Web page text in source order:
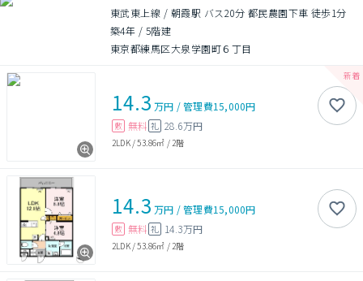
東武東上線 / 朝霞駅 バス20分 都民農園下車 徒歩1分
築4年 / 5階建
東京都練馬区大泉学園町６丁目
14.3 万円 /管理費15,000円
敷 無料 礼 28.6万円
2LDK/53.86㎡ / 2階
14.3 万円 /管理費15,000円
敷 無料 礼 14.3万円
2LDK/53.86㎡ / 2階